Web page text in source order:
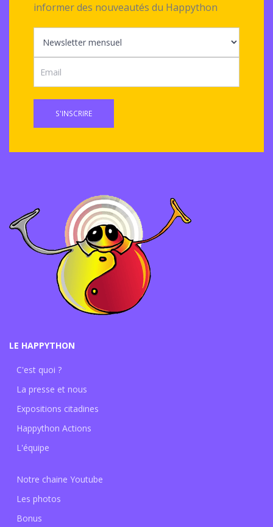
informer des nouveautés du Happython
S'INSCRIRE
LE HAPPYTHON
C'est quoi ?
La presse et nous
Expositions citadines
Happython Actions
L'équipe
Notre chaine Youtube
Les photos
Bonus